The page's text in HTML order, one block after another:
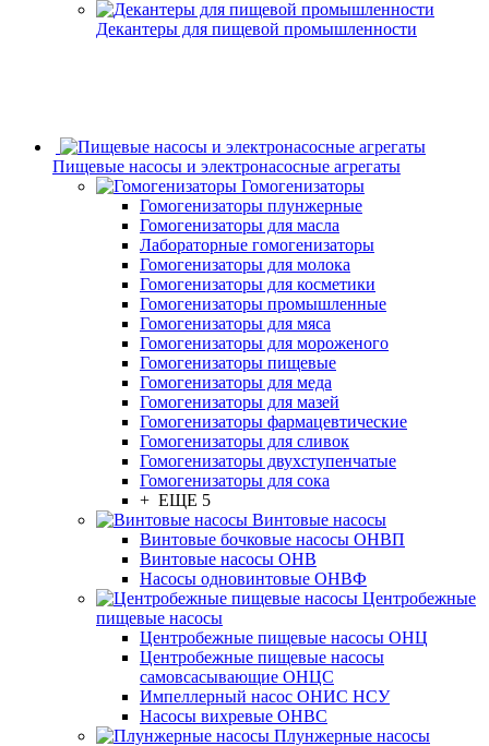
Декантеры для пищевой промышленности
Пищевые насосы и электронасосные агрегаты
Гомогенизаторы
Гомогенизаторы плунжерные
Гомогенизаторы для масла
Лабораторные гомогенизаторы
Гомогенизаторы для молока
Гомогенизаторы для косметики
Гомогенизаторы промышленные
Гомогенизаторы для мяса
Гомогенизаторы для мороженого
Гомогенизаторы пищевые
Гомогенизаторы для меда
Гомогенизаторы для мазей
Гомогенизаторы фармацевтические
Гомогенизаторы для сливок
Гомогенизаторы двухступенчатые
Гомогенизаторы для сока
+ ЕЩЕ 5
Винтовые насосы
Винтовые бочковые насосы ОНВП
Винтовые насосы ОНВ
Насосы одновинтовые ОНВФ
Центробежные
пищевые насосы
Центробежные пищевые насосы ОНЦ
Центробежные пищевые насосы
самовсасывающие ОНЦС
Импеллерный насос ОНИС НСУ
Насосы вихревые ОНВС
Плунжерные насосы